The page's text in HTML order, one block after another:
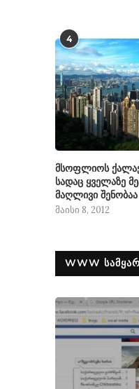
4
მსოფლიოს
სადაც ყველაზე
მაღლივი შენობაა
მაისი 8, 2012
WWW